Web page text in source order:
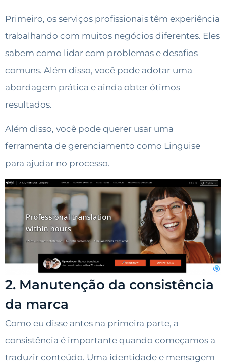
Primeiro, os serviços profissionais têm experiência
trabalhando com muitos negócios diferentes. Eles
sabem como lidar com problemas e desafios
comuns. Além disso, você pode adotar uma
abordagem prática e ainda obter ótimos
resultados.
Além disso, você pode querer usar uma
ferramenta de gerenciamento como Linguise
para ajudar no processo.
2. Manutenção da consistência
da marca
Como eu disse antes na primeira parte, a
consistência é importante quando começamos a
traduzir conteúdo. Uma identidade e mensagem